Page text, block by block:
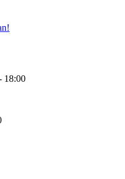
18:00